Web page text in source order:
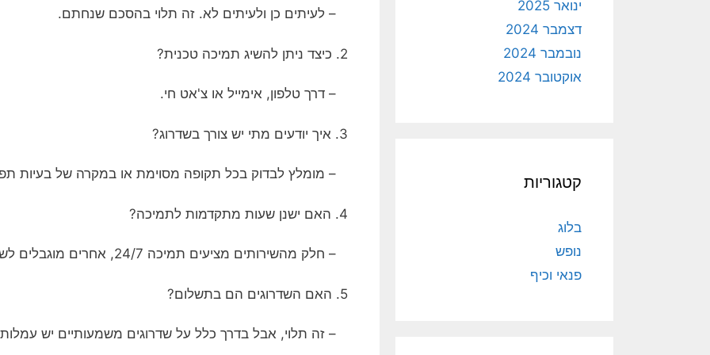
– לעיתים כן ולעיתים לא. זה תלוי בהסכם שנחתם.
2. כיצד ניתן להשיג תמיכה טכנית?
– דרך טלפון, אימייל או צ'אט חי.
3. איך יודעים מתי יש צורך בשדרוג?
– מומלץ לבדוק בכל תקופה מסוימת או במקרה של בעיות
4. האם ישנן שעות מתקדמות לתמיכה?
– חלק מהשירותים מציעים תמיכה 24/7, אחרים מוגבלים לשעות עסקים.
5. האם השדרוגים הם בתשלום?
– זה תלוי, אבל בדרך כלל על שדרוגים משמעותיים יש
ינואר 2025
דצמבר 2024
נובמבר 2024
אוקטובר 2024
קטגוריות
בלוג
נופש
פנאי וכיף